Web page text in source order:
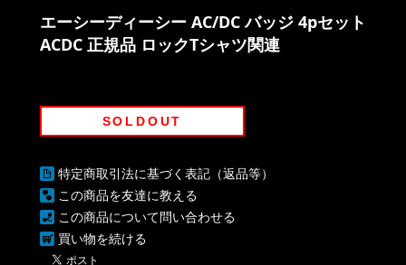
エーシーディーシー AC/DC バッジ 4pセット
ACDC 正規品 ロックTシャツ関連
SOLDOUT
特定商取引法に基づく表記（返品等）
この商品を友達に教える
この商品について問い合わせる
買い物を続ける